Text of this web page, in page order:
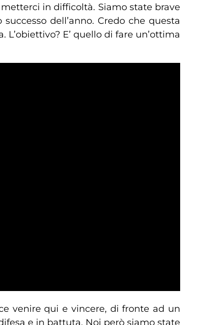
in difficoltà. Siamo state brave
dell’anno. Credo che questa
E’ quello di fare un’ottima
venire qui e vincere, di fronte ad un
e in battuta. Noi però siamo state